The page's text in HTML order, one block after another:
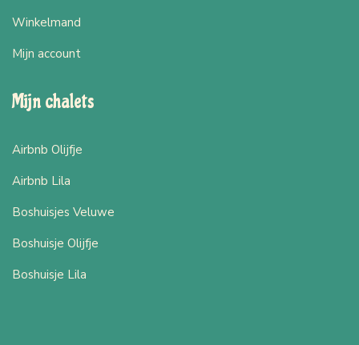
Winkelmand
Mijn account
Mijn chalets
Airbnb Olijfje
Airbnb Lila
Boshuisjes Veluwe
Boshuisje Olijfje
Boshuisje Lila